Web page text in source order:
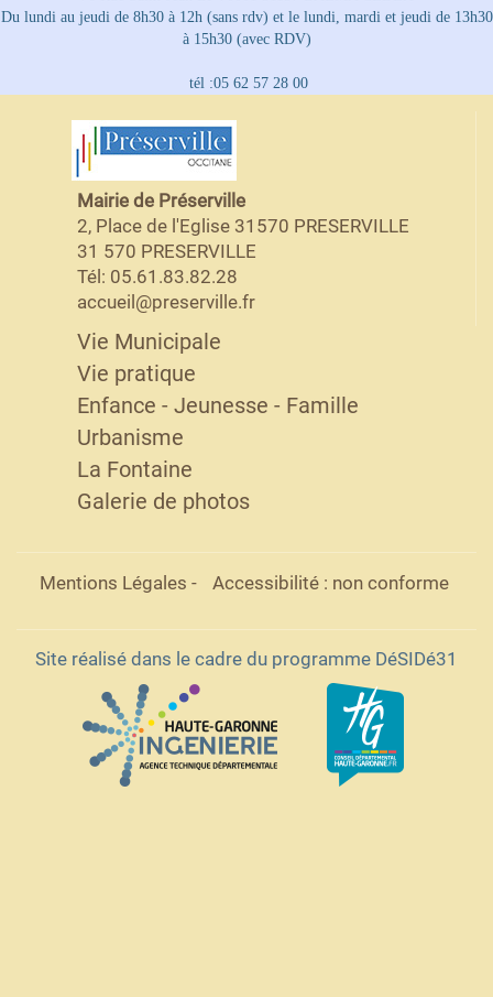
Du lundi au jeudi de 8h30 à 12h (sans rdv) et le lundi, mardi et jeudi de 13h30
à 15h30 (avec RDV)
tél :05 62 57 28 00
Mairie de Préserville
2, Place de l'Eglise 31570 PRESERVILLE
31 570 PRESERVILLE
Tél: 05.61.83.82.28
accueil@preserville.fr
Vie Municipale
Vie pratique
Enfance - Jeunesse - Famille
Urbanisme
La Fontaine
Galerie de photos
Mentions Légales - Accessibilité : non conforme
Site réalisé dans le cadre du programme DéSIDé31